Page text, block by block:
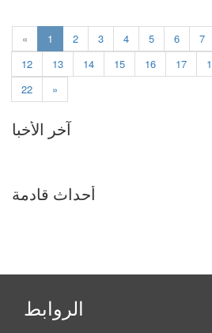
« 1 (current)
2 3 4 5 6 7
12
13 14 15 16 17
22
»
آخر الأخبا
أحداث قادمة
الروابط